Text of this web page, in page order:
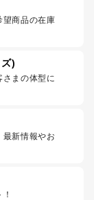
望商品の在庫
)
まの体型に
最新情報やお